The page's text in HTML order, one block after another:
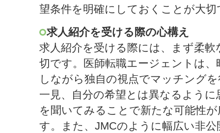
望条件を明確にしておくことが大切
求人紹介を受ける際の心構え
求人紹介を受ける際には、まず柔
切です。医師転職エージェントは、
しながら独自の視点でマッチング
一見、自分の希望とは異なるよう
を聞いてみることで新たな可能性
す。また、JMCのように幅広い非